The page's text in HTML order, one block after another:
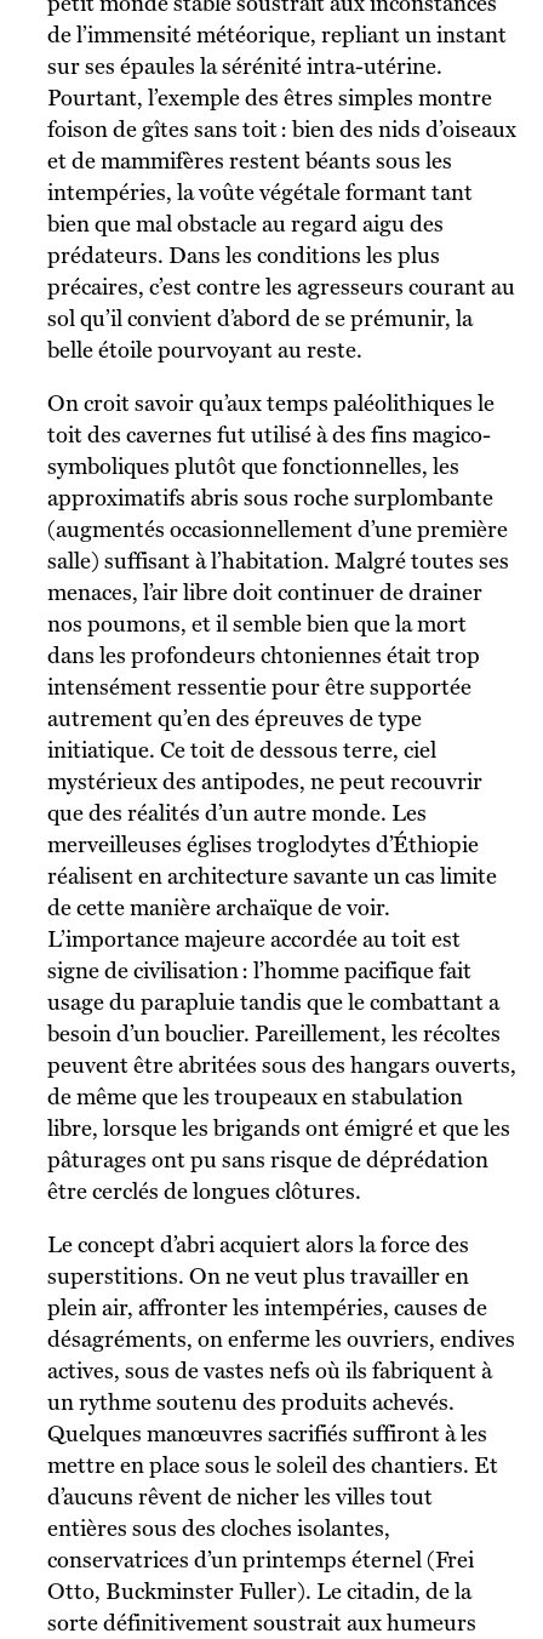
de l’immensité météorique, repliant un instant
sur ses épaules la sérénité intra-utérine.
Pourtant, l’exemple des êtres simples montre
foison de gîtes sans toit : bien des nids d’oiseaux
et de mammifères restent béants sous les
intempéries, la voûte végétale formant tant
bien que mal obstacle au regard aigu des
prédateurs. Dans les conditions les plus
précaires, c’est contre les agresseurs courant au
sol qu’il convient d’abord de se prémunir, la
belle étoile pourvoyant au reste.
On croit savoir qu’aux temps paléolithiques le
toit des cavernes fut utilisé à des fins magico-
symboliques plutôt que fonctionnelles, les
approximatifs abris sous roche surplombante
(augmentés occasionnellement d’une première
salle) suffisant à l’habitation. Malgré toutes ses
menaces, l’air libre doit continuer de drainer
nos poumons, et il semble bien que la mort
dans les profondeurs chtoniennes était trop
intensément ressentie pour être supportée
autrement qu’en des épreuves de type
initiatique. Ce toit de dessous terre, ciel
mystérieux des antipodes, ne peut recouvrir
que des réalités d’un autre monde. Les
merveilleuses églises troglodytes d’Éthiopie
réalisent en architecture savante un cas limite
de cette manière archaïque de voir.
L’importance majeure accordée au toit est
signe de civilisation : l’homme pacifique fait
usage du parapluie tandis que le combattant a
besoin d’un bouclier. Pareillement, les récoltes
peuvent être abritées sous des hangars ouverts,
de même que les troupeaux en stabulation
libre, lorsque les brigands ont émigré et que les
pâturages ont pu sans risque de déprédation
être cerclés de longues clôtures.
Le concept d’abri acquiert alors la force des
superstitions. On ne veut plus travailler en
plein air, affronter les intempéries, causes de
désagréments, on enferme les ouvriers, endives
actives, sous de vastes nefs où ils fabriquent à
un rythme soutenu des produits achevés.
Quelques manœuvres sacrifiés suffiront à les
mettre en place sous le soleil des chantiers. Et
d’aucuns rêvent de nicher les villes tout
entières sous des cloches isolantes,
conservatrices d’un printemps éternel (Frei
Otto, Buckminster Fuller). Le citadin, de la
sorte définitivement soustrait aux humeurs